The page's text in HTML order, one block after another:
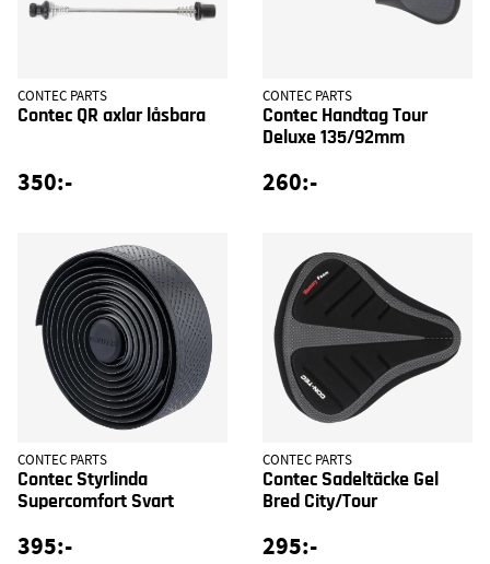
CONTEC PARTS
Contec QR axlar låsbara
350:-
CONTEC PARTS
Contec Handtag Tour
Deluxe 135/92mm
260:-
CONTEC PARTS
Contec Styrlinda
Supercomfort Svart
395:-
CONTEC PARTS
Contec Sadeltäcke Gel
Bred City/Tour
295:-